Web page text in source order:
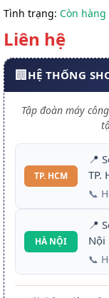
Tình trạng: Còn hàng
Liên hệ
🏢HỆ THỐNG
Tập đoàn máy
TP. HCM
📍
TP.
📞
HÀ NỘI
📍
Nội
📞